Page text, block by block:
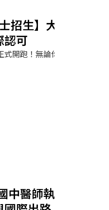
招生】大學畢業即
認可
中醫師執照考試全